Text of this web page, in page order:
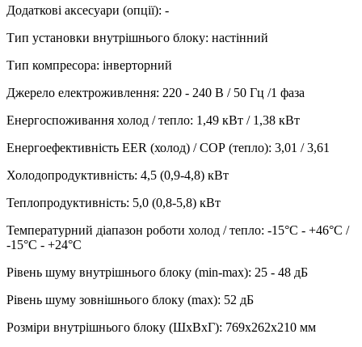
Додаткові аксесуари (опції): -
Тип установки внутрішнього блоку: настінний
Тип компресора: інверторний
Джерело електроживлення: 220 - 240 В / 50 Гц /1 фаза
Енергоспоживання холод / тепло: 1,49 кВт / 1,38 кВт
Енергоефективність EER (холод) / СОР (тепло): 3,01 / 3,61
Холодопродуктивність: 4,5 (0,9-4,8) кВт
Теплопродуктивність: 5,0 (0,8-5,8) кВт
Температурний діапазон роботи холод / тепло: -15°С - +46°С /
-15°С - +24°С
Рівень шуму внутрішнього блоку (min-max): 25 - 48 дБ
Рівень шуму зовнішнього блоку (max): 52 дБ
Розміри внутрішнього блоку (ШхВхГ): 769х262х210 мм